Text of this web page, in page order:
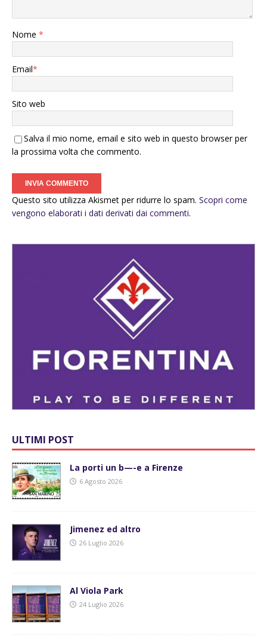
Nome *
Email*
Sito web
Salva il mio nome, email e sito web in questo browser per
la prossima volta che commento.
Questo sito utilizza Akismet per ridurre lo spam. Scopri come
vengono elaborati i dati derivati dai commenti.
ULTIMI POST
La porti un b—-e a Firenze
6 Agosto 2026
Jimenez ed altro
26 Luglio 2026
Al Viola Park
24 Luglio 2026